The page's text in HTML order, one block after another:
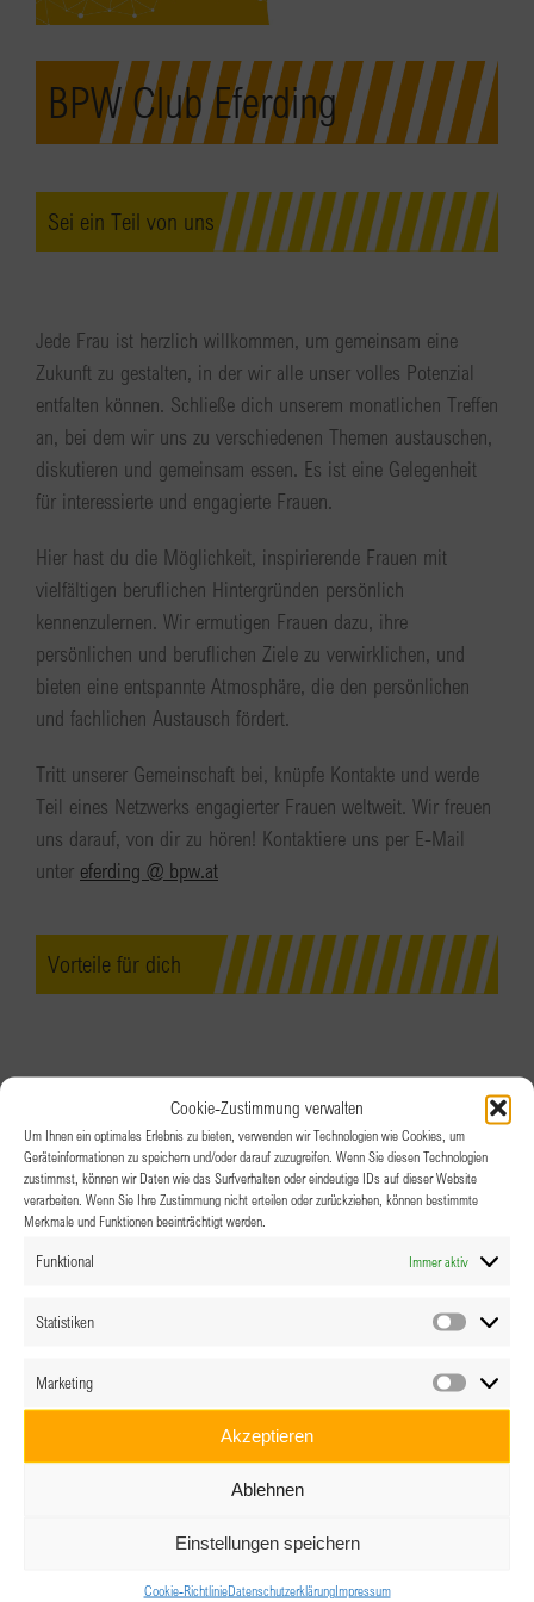
Cookie-Zustimmung verwalten
Um Ihnen ein optimales Erlebnis zu bieten, verwenden wir Technologien wie Cookies, um
Geräteinformationen zu speichern und/oder darauf zuzugreifen. Wenn Sie diesen Technologien
zustimmst, können wir Daten wie das Surfverhalten oder eindeutige IDs auf dieser Website
verarbeiten. Wenn Sie Ihre Zustimmung nicht erteilen oder zurückziehen, können bestimmte
Merkmale und Funktionen beeinträchtigt werden.
Funktional Immer aktiv
Statistiken
Marketing
Akzeptieren
Ablehnen
Einstellungen speichern
Cookie-RichtlinieDatenschutzerklärungImpressum
BPW Club Eferding
Sei ein Teil von uns
Jede Frau ist herzlich willkommen, um gemeinsam eine
Zukunft zu gestalten, in der wir alle unser volles Potenzial
entfalten können. Schließe dich unserem monatlichen Treffen
an, bei dem wir uns zu verschiedenen Themen austauschen,
diskutieren und gemeinsam essen. Es ist eine Gelegenheit
für interessierte und engagierte Frauen.
Hier hast du die Möglichkeit, inspirierende Frauen mit
vielfältigen beruflichen Hintergründen persönlich
kennenzulernen. Wir ermutigen Frauen dazu, ihre
persönlichen und beruflichen Ziele zu verwirklichen, und
bieten eine entspannte Atmosphäre, die den persönlichen
und fachlichen Austausch fördert.
Tritt unserer Gemeinschaft bei, knüpfe Kontakte und werde
Teil eines Netzwerks engagierter Frauen weltweit. Wir freuen
uns darauf, von dir zu hören! Kontaktiere uns per E-Mail
unter eferding @ bpw.at
Vorteile für dich
Vernetze dich mit inspirierenden Frauen
Stärke dich durch Role-Models
Entwickle dich persönlich durch Workshops und
Veranstaltungen
Nimm an internationalen Kongressen und
Ländertreffen teil
Sei Teil eines globalen Netzwerks
Club Eferding